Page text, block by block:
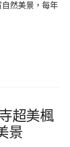
然美景，每年
超美楓
景